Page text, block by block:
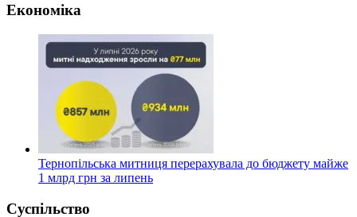
Економіка
Тернопільська митниця перерахувала до бюджету майже
1 млрд грн за липень
Суспільство